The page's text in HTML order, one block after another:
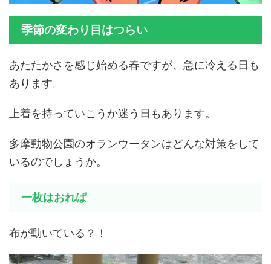
季節の変わり目はつらい
あたたかさを感じ始める春ですが、急に冷える日も
あります。
上着を持っていこうか迷う日もあります。
多摩動物公園のオランウータンはどんな対策をして
いるのでしょうか。
一枚はおれば
布が動いている？！